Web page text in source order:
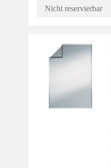
Nicht reservierbar